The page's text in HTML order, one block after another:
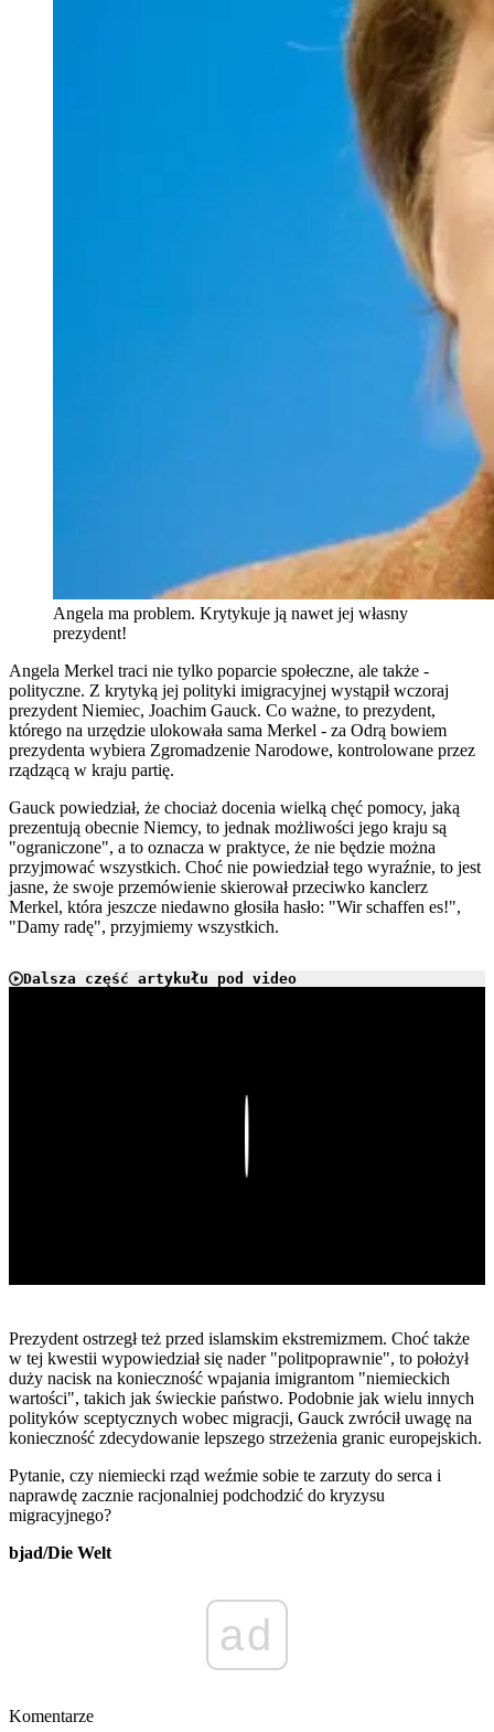
Angela ma problem. Krytykuje ją nawet jej własny
prezydent!
Angela Merkel traci nie tylko poparcie społeczne, ale także -
polityczne. Z krytyką jej polityki imigracyjnej wystąpił wczoraj
prezydent Niemiec, Joachim Gauck. Co ważne, to prezydent,
którego na urzędzie ulokowała sama Merkel - za Odrą bowiem
prezydenta wybiera Zgromadzenie Narodowe, kontrolowane przez
rządzącą w kraju partię.
Gauck powiedział, że chociaż docenia wielką chęć pomocy, jaką
prezentują obecnie Niemcy, to jednak możliwości jego kraju są
"ograniczone", a to oznacza w praktyce, że nie będzie można
przyjmować wszystkich. Choć nie powiedział tego wyraźnie, to jest
jasne, że swoje przemówienie skierował przeciwko kanclerz
Merkel, która jeszcze niedawno głosiła hasło: "Wir schaffen es!",
"Damy radę", przyjmiemy wszystkich.
Dalsza część artykułu pod video
Prezydent ostrzegł też przed islamskim ekstremizmem. Choć także
w tej kwestii wypowiedział się nader "politpoprawnie", to położył
duży nacisk na konieczność wpajania imigrantom "niemieckich
wartości", takich jak świeckie państwo. Podobnie jak wielu innych
polityków sceptycznych wobec migracji, Gauck zwrócił uwagę na
konieczność zdecydowanie lepszego strzeżenia granic europejskich.
Pytanie, czy niemiecki rząd weźmie sobie te zarzuty do serca i
naprawdę zacznie racjonalniej podchodzić do kryzysu
migracyjnego?
bjad/Die Welt
ad
Komentarze